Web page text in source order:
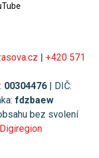
| +420 571
00304476| DIČ:
fdzbaew
bez svolení
Digiregion